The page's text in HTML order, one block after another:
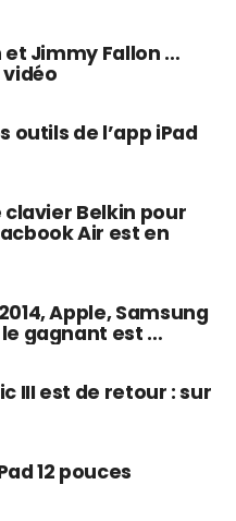
et Jimmy Fallon …
outils de l’app iPad
clavier Belkin pour
Air est en
Apple, Samsung
gagnant est …
III est de retour : sur
12 pouces